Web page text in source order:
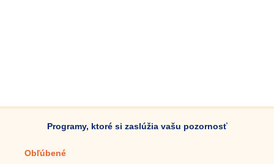
Programy, ktoré si zaslúžia vašu pozornosť
Obľúbené